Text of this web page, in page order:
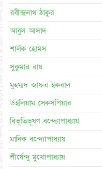
রবীন্দ্রনাথ ঠাকুর
আবুল আসাদ
শার্লক হোমস
সুকুমার রায়
মুহম্মদ জাফর ইকবাল
উইলিয়াম সেকসপিয়ার
বিভূতিভূষণ বন্দ্যোপাধ্যায়
মানিক বন্দ্যোপাধ্যায়
শীর্ষেন্দু মুখোপাধ্যায়